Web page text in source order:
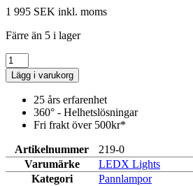
1 995 SEK inkl. moms
Färre än 5 i lager
Lägg i varukorg
25 års erfarenhet
360° - Helhetslösningar
Fri frakt över 500kr*
Artikelnummer
219-0
Varumärke
LEDX Lights
Kategori
Pannlampor